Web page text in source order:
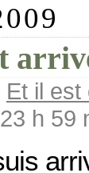
Et il
h 59